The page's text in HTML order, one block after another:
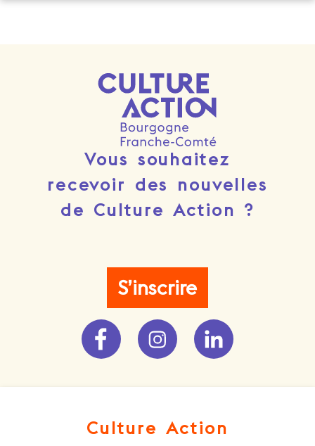
Vous souhaitez
recevoir des nouvelles
de Culture Action ?
S’inscrire
Culture Action